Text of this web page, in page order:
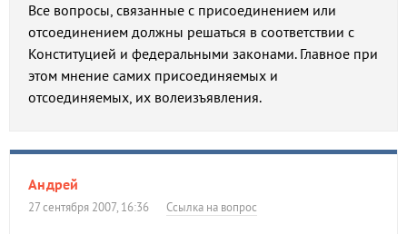
Все вопросы, связанные с присоединением или
отсоединением должны решаться в соответствии с
Конституцией и федеральными законами. Главное при
этом мнение самих присоединяемых и
отсоединяемых, их волеизъявления.
Андрей
27 сентября 2007, 16:36 Ссылка на вопрос